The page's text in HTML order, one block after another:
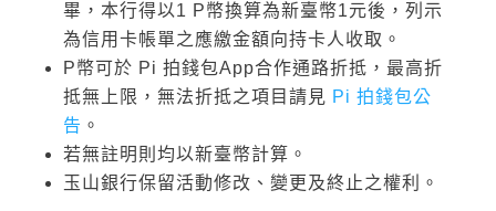
畢，本行得以1 P幣換算為新臺幣1元後，列示
為信用卡帳單之應繳金額向持卡人收取。
P幣可於 Pi 拍錢包App合作通路折抵，最高折
抵無上限，無法折抵之項目請見 Pi 拍錢包公
告 。
若無註明則均以新臺幣計算。
玉山銀行保留活動修改、變更及終止之權利。